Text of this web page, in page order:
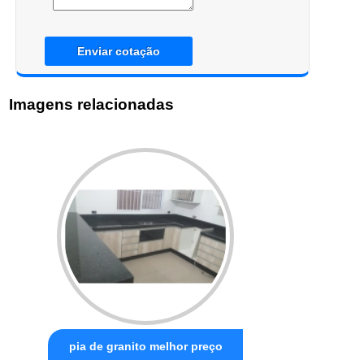
Enviar cotação
Imagens relacionadas
pia de granito melhor preço